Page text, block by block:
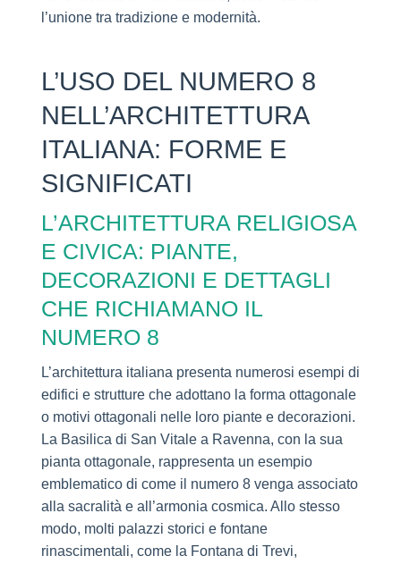
l’unione tra tradizione e modernità.
L’USO DEL NUMERO 8
NELL’ARCHITETTURA
ITALIANA: FORME E
SIGNIFICATI
L’ARCHITETTURA RELIGIOSA
E CIVICA: PIANTE,
DECORAZIONI E DETTAGLI
CHE RICHIAMANO IL
NUMERO 8
L’architettura italiana presenta numerosi esempi di
edifici e strutture che adottano la forma ottagonale
o motivi ottagonali nelle loro piante e decorazioni.
La Basilica di San Vitale a Ravenna, con la sua
pianta ottagonale, rappresenta un esempio
emblematico di come il numero 8 venga associato
alla sacralità e all’armonia cosmica. Allo stesso
modo, molti palazzi storici e fontane
rinascimentali, come la Fontana di Trevi,